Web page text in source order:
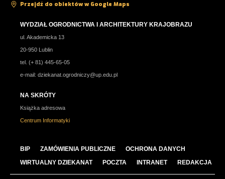
Przejdź do obiektów w Google Maps
WYDZIAŁ OGRODNICTWA I ARCHITEKTURY KRAJOBRAZU
ul. Akademicka 13
20-950 Lublin
tel. (+ 81) 445-65-05
e-mail: dziekanat.ogrodniczy@up.edu.pl
NA SKRÓTY
Książka adresowa
Centrum Informatyki
BIP ZAMÓWIENIA PUBLICZNE
OCHRONA DANYCH
WIRTUALNY DZIEKANAT
POCZTA INTRANET REDAKCJA